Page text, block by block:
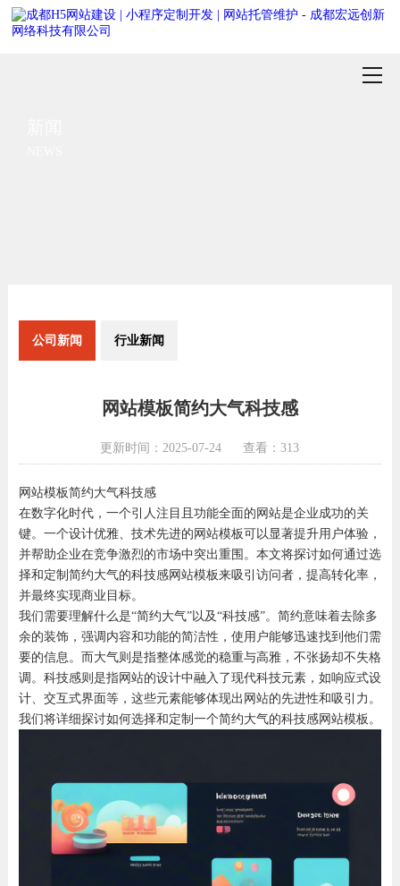
公司新闻 行业新闻
网站模板简约大气科技感
更新时间：2025-07-24 查看：313
网站模板简约大气科技感
在数字化时代，一个引人注目且功能全面的网站是企业成功的关
键。一个设计优雅、技术先进的网站模板可以显著提升用户体验，
并帮助企业在竞争激烈的市场中突出重围。本文将探讨如何通过选
择和定制简约大气的科技感网站模板来吸引访问者，提高转化率，
并最终实现商业目标。
我们需要理解什么是“简约大气”以及“科技感”。简约意味着去除多
余的装饰，强调内容和功能的简洁性，使用户能够迅速找到他们需
要的信息。而大气则是指整体感觉的稳重与高雅，不张扬却不失格
调。科技感则是指网站的设计中融入了现代科技元素，如响应式设
计、交互式界面等，这些元素能够体现出网站的先进性和吸引力。
我们将详细探讨如何选择和定制一个简约大气的科技感网站模板。